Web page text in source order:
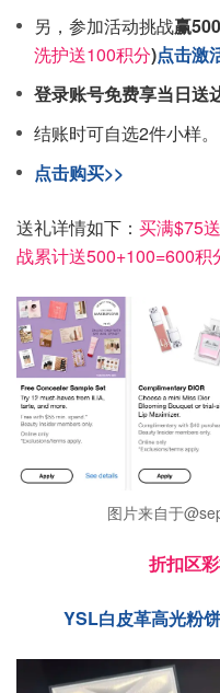
另，参加活动挑战赢
洗护送100积分)点击激
登录账号免费享当日送
结账时可自选2件小样。
点击购买>>
送礼详情如下： 买满$75
战累计送500+100=600积
图片来自于
折扣区
YSL白皮革高光粉饼